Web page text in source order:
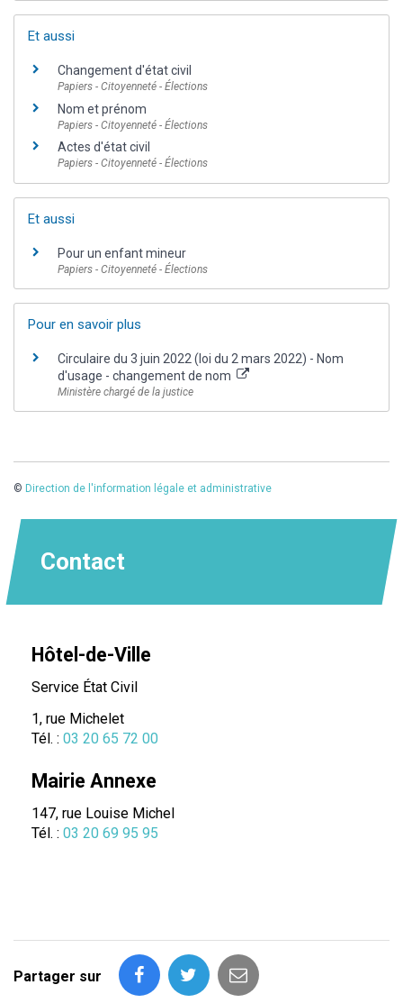
Et aussi
Changement d'état civil
Papiers - Citoyenneté - Élections
Nom et prénom
Papiers - Citoyenneté - Élections
Actes d'état civil
Papiers - Citoyenneté - Élections
Et aussi
Pour un enfant mineur
Papiers - Citoyenneté - Élections
Pour en savoir plus
Circulaire du 3 juin 2022 (loi du 2 mars 2022) - Nom
d'usage - changement de nom
Ministère chargé de la justice
© Direction de l'information légale et administrative
Contact
Hôtel-de-Ville
Service État Civil
1, rue Michelet
Tél. : 03 20 65 72 00
Mairie Annexe
147, rue Louise Michel
Tél. : 03 20 69 95 95
Partager sur